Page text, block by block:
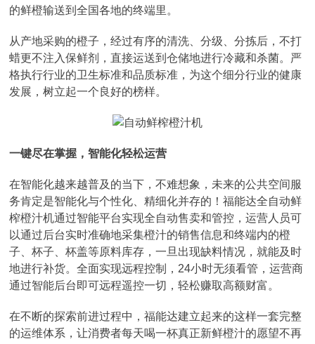
的鲜橙输送到全国各地的终端里。
从产地采购的橙子，经过有序的清洗、分级、分拣后，不打
蜡更不注入保鲜剂，直接运送到仓储地进行冷藏和杀菌。严
格执行行业的卫生标准和品质标准，为这个细分行业的健康
发展，树立起一个良好的榜样。
一键尽在掌握，智能化轻松运营
在智能化越来越普及的当下，不难想象，未来的公共空间服
务肯定是智能化与个性化、精细化并存的！福能达全自动鲜
榨橙汁机通过智能平台实现全自动售卖和管控，运营人员可
以通过后台实时准确地采集橙汁的销售信息和终端内的橙
子、杯子、杯盖等原料库存，一旦出现缺料情况，就能及时
地进行补货。全面实现远程控制，24小时无须看管，运营商
通过智能后台即可远程遥控一切，轻松赚取高额财富。
在不断的探索前进过程中，福能达建立起来的这样一套完整
的运维体系，让消费者每天喝一杯真正新鲜橙汁的愿望不再